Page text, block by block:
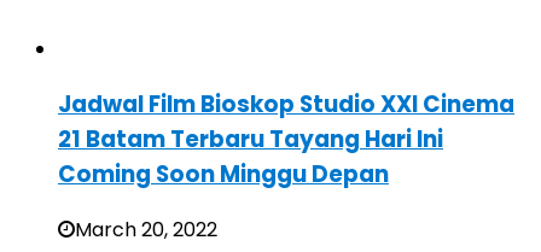
Jadwal Film Bioskop Studio XXI Cinema
21 Batam Terbaru Tayang Hari Ini
Coming Soon Minggu Depan
March 20, 2022